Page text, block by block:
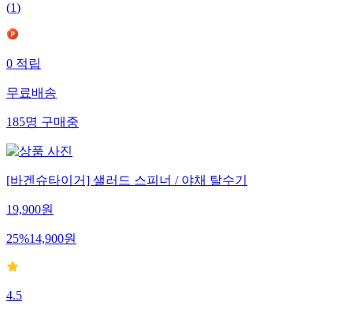
(1)
0적립
무료배송
185명구매중
[바겐슈타이거] 샐러드 스피너 / 야채 탈수기
19,900원
25%14,900원
4.5